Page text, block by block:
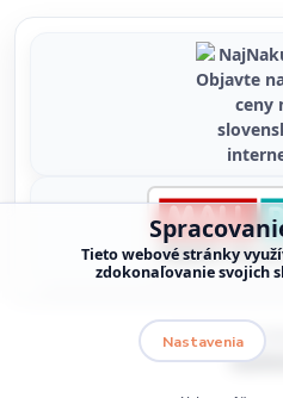
Copyright ©
Tieto webové stránky
zdokonaľovanie svojich
Nastavenia